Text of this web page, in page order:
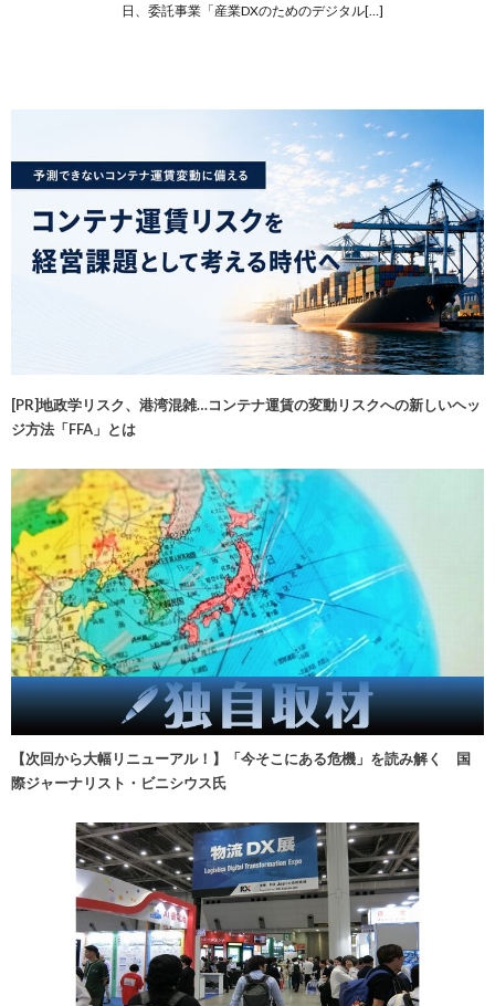
日、委託事業「産業DXのためのデジタル[…]
[PR]地政学リスク、港湾混雑…コンテナ運賃の変動リスクへの新しいヘッ
ジ方法「FFA」とは
【次回から大幅リニューアル！】「今そこにある危機」を読み解く 国
際ジャーナリスト・ビニシウス氏